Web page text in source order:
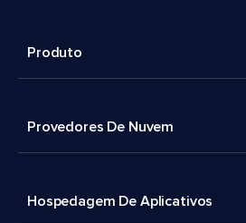
Produto
Provedores De Nuvem
Hospedagem De Aplicativos